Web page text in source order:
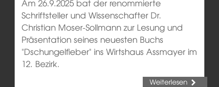
Am 26.9.2025 bat der renommierte
Schriftsteller und Wissenschafter Dr.
Christian Moser-Sollmann zur Lesung und
Präsentation seines neuesten Buchs
"Dschungelfieber" ins Wirtshaus Assmayer im
12. Bezirk.
Weiterlesen